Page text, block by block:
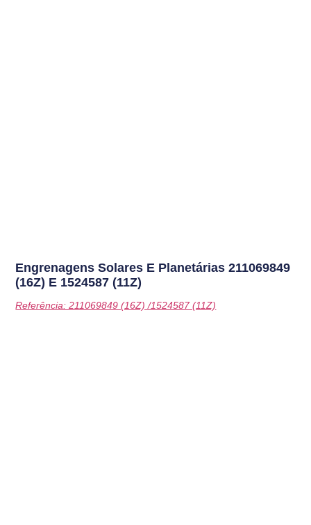
Engrenagens Solares E Planetárias211069849
(16Z) E 1524587 (11Z)
Referência: 211069849 (16Z) /1524587 (11Z)